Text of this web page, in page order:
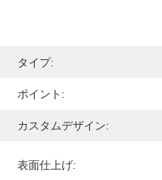
タイプ:
ポイント:
カスタムデザイン:
表面仕上げ: